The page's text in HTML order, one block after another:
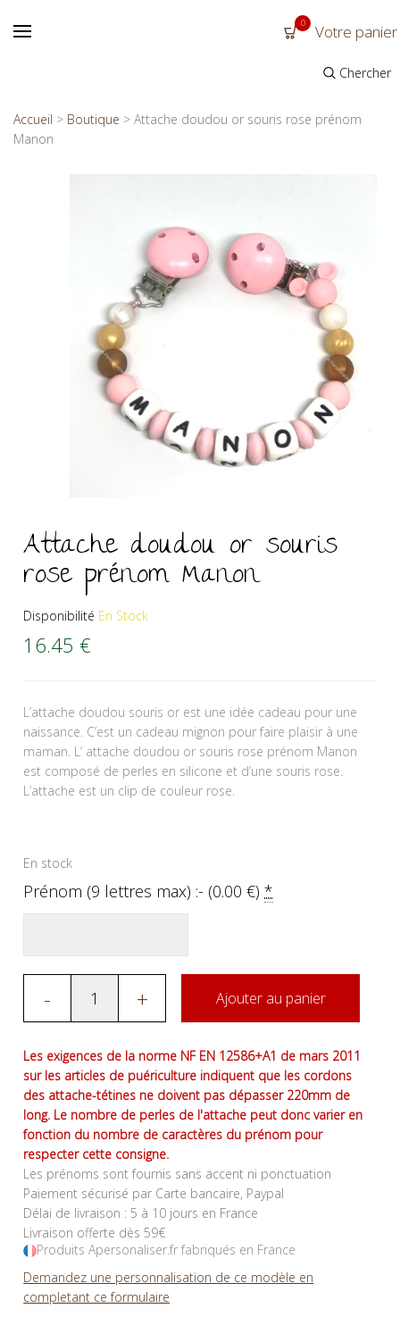
0 Votre panier
Chercher
Accueil > Boutique > Attache doudou or souris rose prénom
Manon
Attache doudou or souris
rose prénom Manon
Disponibilité En Stock
16.45 €
L’attache doudou souris or est une idée cadeau pour une
naissance. C’est un cadeau mignon pour faire plaisir à une
maman. L’ attache doudou or souris rose prénom Manon
est composé de perles en silicone et d’une souris rose.
L’attache est un clip de couleur rose.
En stock
Prénom (9 lettres max) :- (0.00€)*
- + Ajouter au panier
Les exigences de la norme NF EN 12586+A1 de mars 2011
sur les articles de puériculture indiquent que les cordons
des attache-tétines ne doivent pas dépasser 220mm de
long. Le nombre de perles de l'attache peut donc varier en
fonction du nombre de caractères du prénom pour
respecter cette consigne.
Les prénoms sont fournis sans accent ni ponctuation
Paiement sécurisé par Carte bancaire, Paypal
Délai de livraison : 5 à 10 jours en France
Livraison offerte dès 59€
Produits Apersonaliser.fr fabriqués en France
Demandez une personnalisation de ce modèle en
completant ce formulaire